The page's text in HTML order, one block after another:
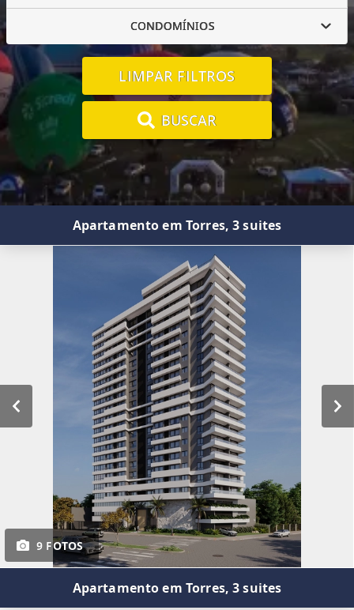
CONDOMÍNIOS
LIMPAR FILTROS
BUSCAR
Apartamento em Torres, 3 suites
9 FOTOS
Apartamento em Torres, 3 suites